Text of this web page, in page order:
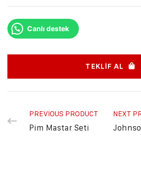
Canlı destek
TEKLIF AL
PREVIOUS PRODUCT
Pim Mastar Seti
NEXT